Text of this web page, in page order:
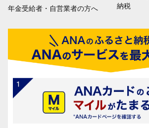
年金受給者・自営業者の方へ
納税